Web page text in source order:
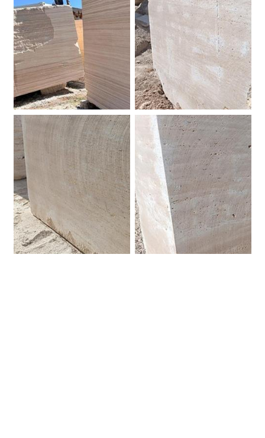
Blocco Travertino Sofia. Blocco Travertino Classico 24
Blocco Travertino Classico. Blocco Travertino Classico.